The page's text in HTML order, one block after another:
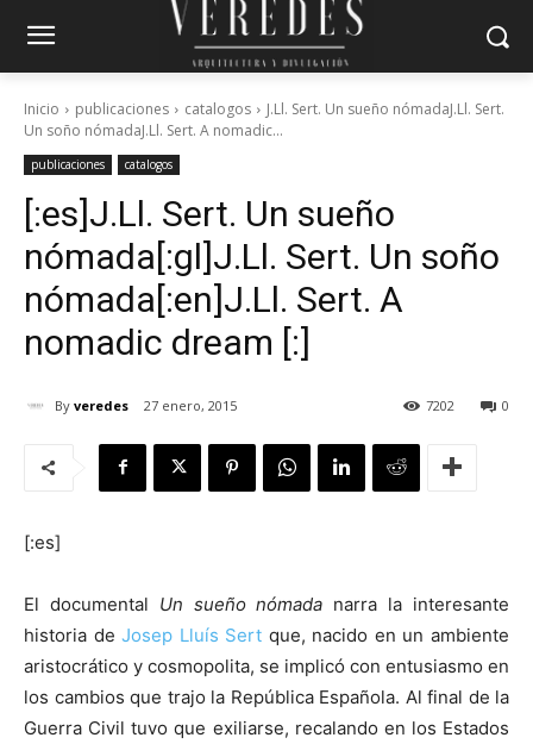
Inicio publicaciones catalogos
J.Ll. Sert. Un sueño nómadaJ.Ll. Sert.
Un soño nómadaJ.Ll. Sert. A nomadic...
publicaciones catalogos
[:es]J.Ll. Sert. Un sueño
nómada[:gl]J.Ll. Sert. Un soño
nómada[:en]J.Ll. Sert. A
nomadic dream [:]
By veredes 27 enero, 2015 0
7202
[:es]
El documental Un sueño nómada narra la interesante
historia deJosep Lluís Sert que, nacido en un ambiente
aristocrático y cosmopolita, se implicó con entusiasmo en
los cambios que trajo la República Española. Al final de la
Guerra Civil tuvo que exiliarse, recalando en los Estados